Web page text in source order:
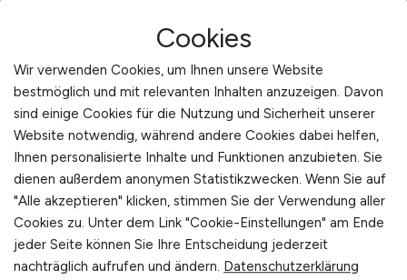
d
41.079
€/Jahr
Deutschland
40.425 €/Jahr
Westdeutschland
41.079 €/Jahr
Cookies
Wir verwenden Cookies, um Ihnen unsere Website
bestmöglich und mit relevanten Inhalten anzuzeigen. Davon
sind einige Cookies für die Nutzung und Sicherheit unserer
Website notwendig, während andere Cookies dabei helfen,
Ihnen personalisierte Inhalte und Funktionen anzubieten. Sie
dienen außerdem anonymen Statistikzwecken. Wenn Sie auf
"Alle akzeptieren" klicken, stimmen Sie der Verwendung aller
Cookies zu. Unter dem Link "Cookie-Einstellungen" am Ende
jeder Seite können Sie Ihre Entscheidung jederzeit
nachträglich aufrufen und ändern. Datenschutzerklärung